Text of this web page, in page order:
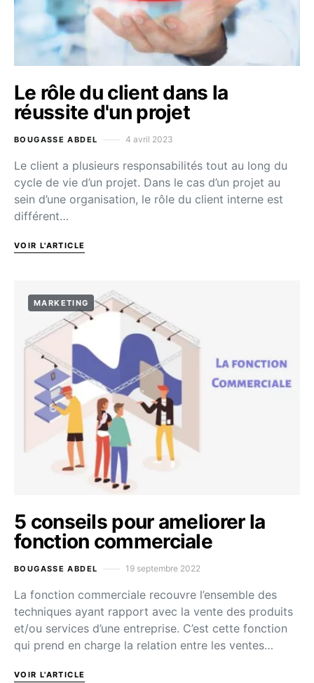
Le rôle du client dans la
réussite d'un projet
BOUGASSE ABDEL 4 avril 2023
Le client a plusieurs responsabilités tout au long du
cycle de vie d’un projet. Dans le cas d’un projet au
sein d’une organisation, le rôle du client interne est
différent…
VOIR L'ARTICLE
MARKETING
5 conseils pour ameliorer la
fonction commerciale
BOUGASSE ABDEL 19 septembre 2022
La fonction commerciale recouvre l’ensemble des
techniques ayant rapport avec la vente des produits
et/ou services d’une entreprise. C’est cette fonction
qui prend en charge la relation entre les ventes…
VOIR L'ARTICLE